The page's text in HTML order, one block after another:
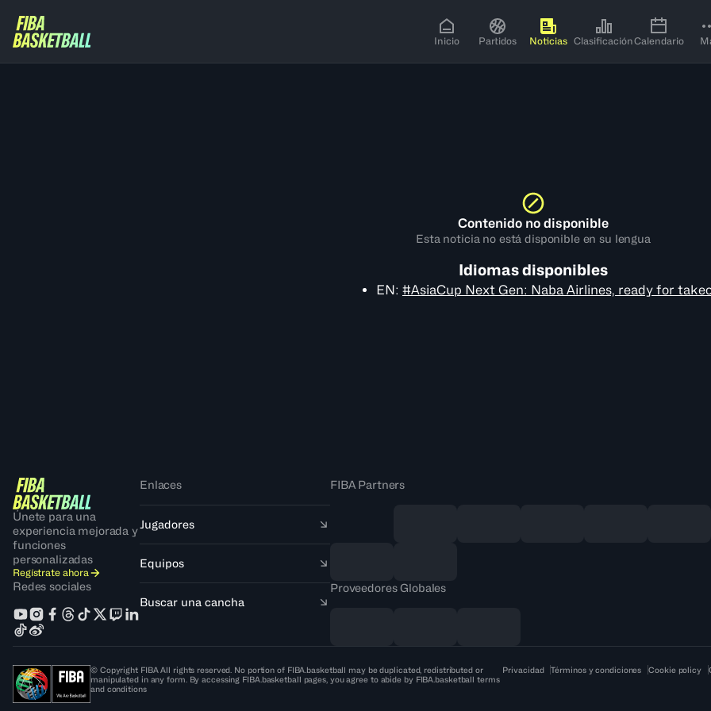
Inicio Partidos Noticias ClasificaciónCalendario
Contenido no disponible
Esta noticia no está disponible en su lengua
Idiomas disponibles
EN: #AsiaCup Next Gen: Naba Airlines, ready for
Únete para una
experiencia mejorada y
funciones
personalizadas
Regístrate ahora
Redes sociales
Enlaces
Jugadores
Equipos
Buscar una cancha
FIBA Partners
Proveedores Globales
© Copyright FIBA All rights reserved. No portion of FIBA.basketball may be duplicated, redistributed or
manipulated in any form. By accessing FIBA.basketball pages, you agree to abide by FIBA.basketball terms
and conditions
Privacidad Términos y condiciones Cookie policy